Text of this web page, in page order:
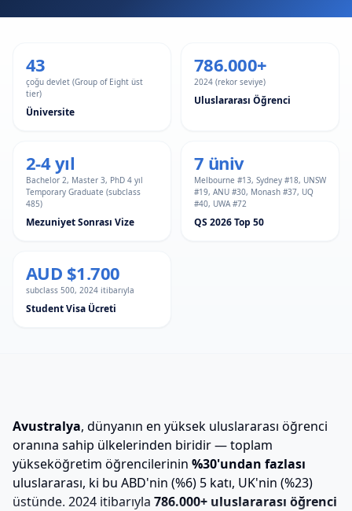
43
çoğu devlet (Group of Eight üst
tier)
Üniversite
786.000+
2024 (rekor seviye)
Uluslararası Öğrenci
2-4 yıl
Bachelor 2, Master 3, PhD 4 yıl
Temporary Graduate (subclass
485)
Mezuniyet Sonrası Vize
7 üniv
Melbourne #13, Sydney #18, UNSW
#19, ANU #30, Monash #37, UQ
#40, UWA #72
QS 2026 Top 50
AUD $1.700
subclass 500, 2024 itibarıyla
Student Visa Ücreti
Avustralya, dünyanın en yüksek uluslararası öğrenci
oranına sahip ülkelerinden biridir — toplam
yükseköğretim öğrencilerinin %30'undan fazlası
uluslararası, ki bu ABD'nin (%6) 5 katı, UK'nin (%23)
üstünde. 2024 itibarıyla 786.000+ uluslararası öğrenci